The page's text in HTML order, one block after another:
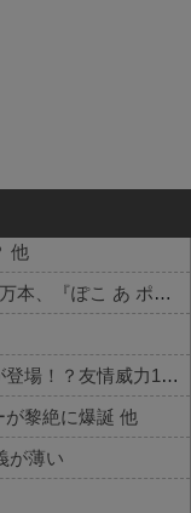
他
『トモコレわくわく生活』は販売本数794万本、『ぽこ あ ポケモン』は946万本 他
【衝撃】アナスタシアに明確な上位互換が登場！？友情威力10倍級のバケモン性能 他
が黎絶に爆誕 他
が薄い